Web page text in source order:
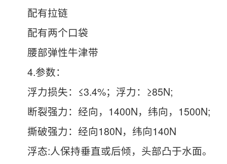
配有拉链
配有两个口袋
腰部弹性牛津带
4.参数：
浮力损失：≤3.4%；浮力：≥85N;
断裂强力：经向，1400N，纬向，1500N;
撕破强力：经向180N，纬向140N
浮态:人保持垂直或后倾，头部凸于水面。